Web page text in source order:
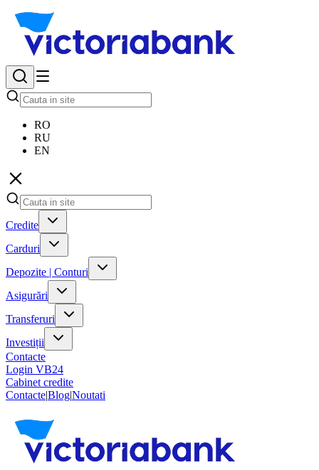
RO
RU
EN
Credite
Carduri
Depozite | Conturi
Asigurări
Transferuri
Investiții
Contacte
Login VB24
Cabinet credite
Contacte|Blog|Noutati